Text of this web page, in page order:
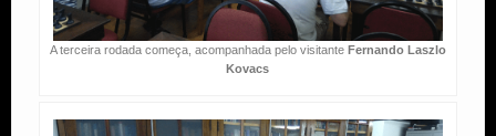
A terceira rodada começa, acompanhada pelo visitante Fernando Laszlo
Kovacs